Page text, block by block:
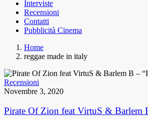
Interviste
Recensioni
Contatti
Pubblicità Cinema
Home
reggae made in italy
Recensioni
Novembre 3, 2020
Pirate Of Zion feat VirtuS & Barlem